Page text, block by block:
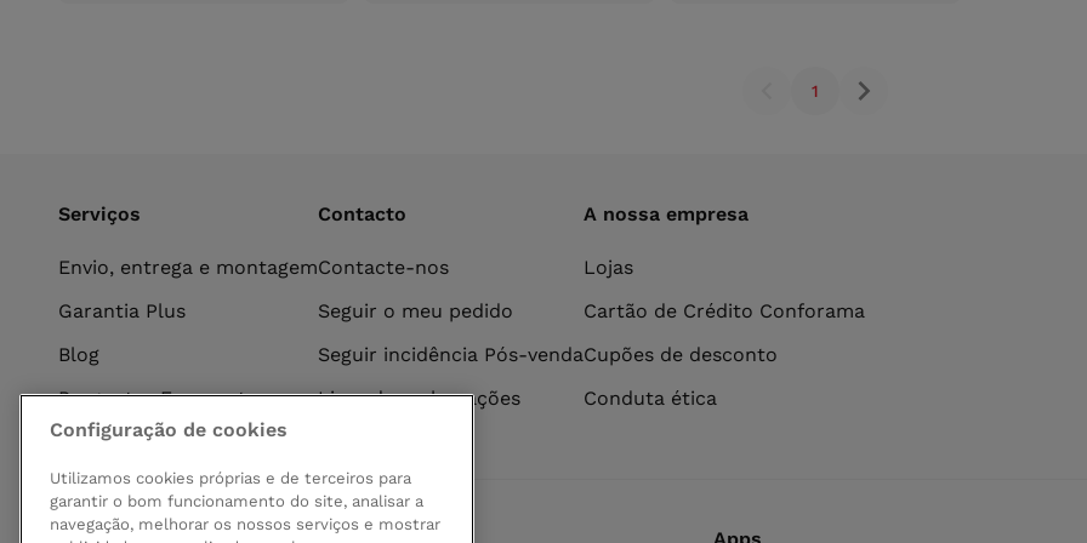
1
Serviços
Envio, entrega e montagem
Garantia Plus
Blog
Perguntas Frequentes
Contacto
Contacte-nos
Seguir o meu pedido
Seguir incidência Pós-venda
Livro de reclamações
A nossa empresa
Lojas
Cartão de Crédito Conforama
Cupões de desconto
Conduta ética
Configuração de cookies
Utilizamos cookies próprias e de terceiros para
garantir o bom funcionamento do site, analisar a
navegação, melhorar os nossos serviços e mostrar